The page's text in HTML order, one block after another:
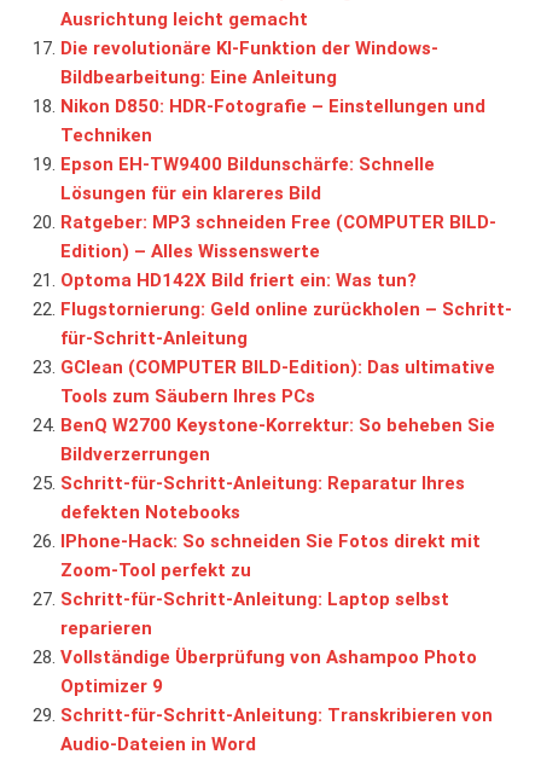
Ausrichtung leicht gemacht
Die revolutionäre KI-Funktion der Windows-
Bildbearbeitung: Eine Anleitung
Nikon D850: HDR-Fotografie – Einstellungen und
Techniken
Epson EH-TW9400 Bildunschärfe: Schnelle
Lösungen für ein klareres Bild
Ratgeber: MP3 schneiden Free (COMPUTER BILD-
Edition) – Alles Wissenswerte
Optoma HD142X Bild friert ein: Was tun?
Flugstornierung: Geld online zurückholen – Schritt-
für-Schritt-Anleitung
GClean (COMPUTER BILD-Edition): Das ultimative
Tools zum Säubern Ihres PCs
BenQ W2700 Keystone-Korrektur: So beheben Sie
Bildverzerrungen
Schritt-für-Schritt-Anleitung: Reparatur Ihres
defekten Notebooks
IPhone-Hack: So schneiden Sie Fotos direkt mit
Zoom-Tool perfekt zu
Schritt-für-Schritt-Anleitung: Laptop selbst
reparieren
Vollständige Überprüfung von Ashampoo Photo
Optimizer 9
Schritt-für-Schritt-Anleitung: Transkribieren von
Audio-Dateien in Word